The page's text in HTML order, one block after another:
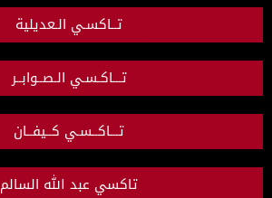
تــاكسـي الـعديلية
تـــاكـسـي الـصــوابــر
تـــاكــسـي كــيفــان
تاكسي عبد الله السالم